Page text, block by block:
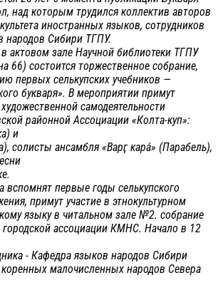
над которым трудился коллектив авторов
иностранных языков, сотрудников
народов Сибири ТГПУ.
в актовом зале Научной библиотеки ТГПУ
66) состоится торжественное собрание,
первых селькупских учебников —
букваря». В мероприятии примут
самодеятельности
районной Ассоциации «Колта-куп»:
и
солисты ансамбля «Варӷ кара́» (Парабель),
вспомнят первые годы селькупского
примут участие в этнокультурном
языку в читальном зале №2. собрание
городской ассоциации КМНС. Начало в 12
- Кафедра языков народов Сибири
малочисленных народов Севера